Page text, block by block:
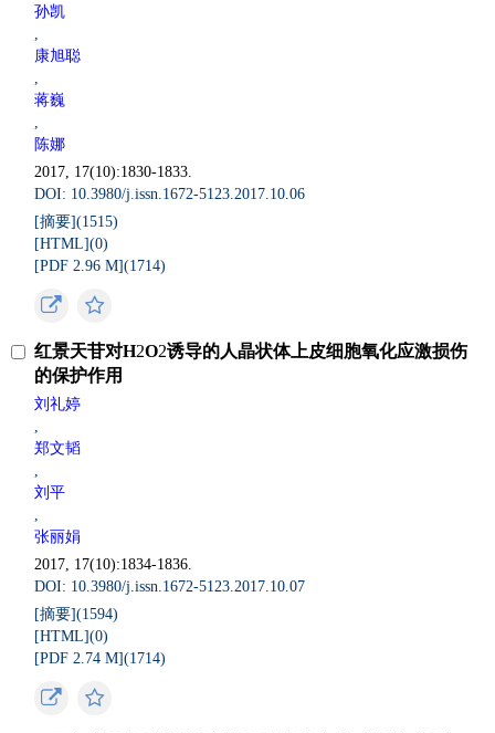
孙凯
,
康旭聪
,
蒋巍
,
陈娜
2017, 17(10):1830-1833.
DOI: 10.3980/j.issn.1672-5123.2017.10.06
[摘要](1515)
[HTML](0)
[PDF 2.96 M](1714)
红景天苷对H2O2诱导的人晶状体上皮细胞氧化应激损伤
的保护作用
刘礼婷
,
郑文韬
,
刘平
,
张丽娟
2017, 17(10):1834-1836.
DOI: 10.3980/j.issn.1672-5123.2017.10.07
[摘要](1594)
[HTML](0)
[PDF 2.74 M](1714)